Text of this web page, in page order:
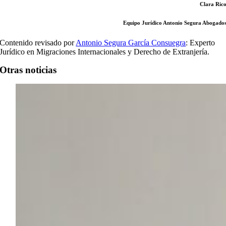
Clara Rico
Equipo Jurídico Antonio Segura Abogados
Contenido revisado porAntonio Segura García Consuegra: Experto
Jurídico en Migraciones Internacionales y Derecho de Extranjería.
Otras noticias